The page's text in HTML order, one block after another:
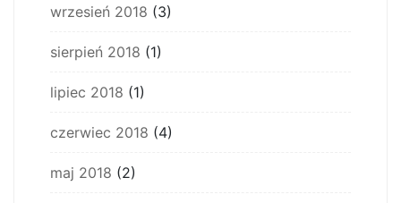
wrzesień 2018 (3)
sierpień 2018 (1)
lipiec 2018 (1)
czerwiec 2018 (4)
maj 2018 (2)